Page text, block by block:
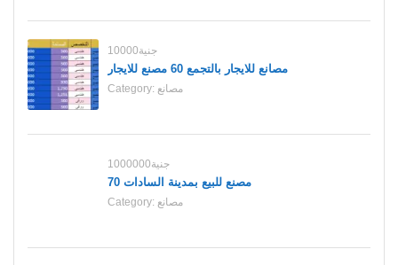
10000جنية
مصانع للايجار بالتجمع 60 مصنع للايجار
Category: مصانع
1000000جنية
70 مصنع للبيع بمدينة السادات
Category: مصانع